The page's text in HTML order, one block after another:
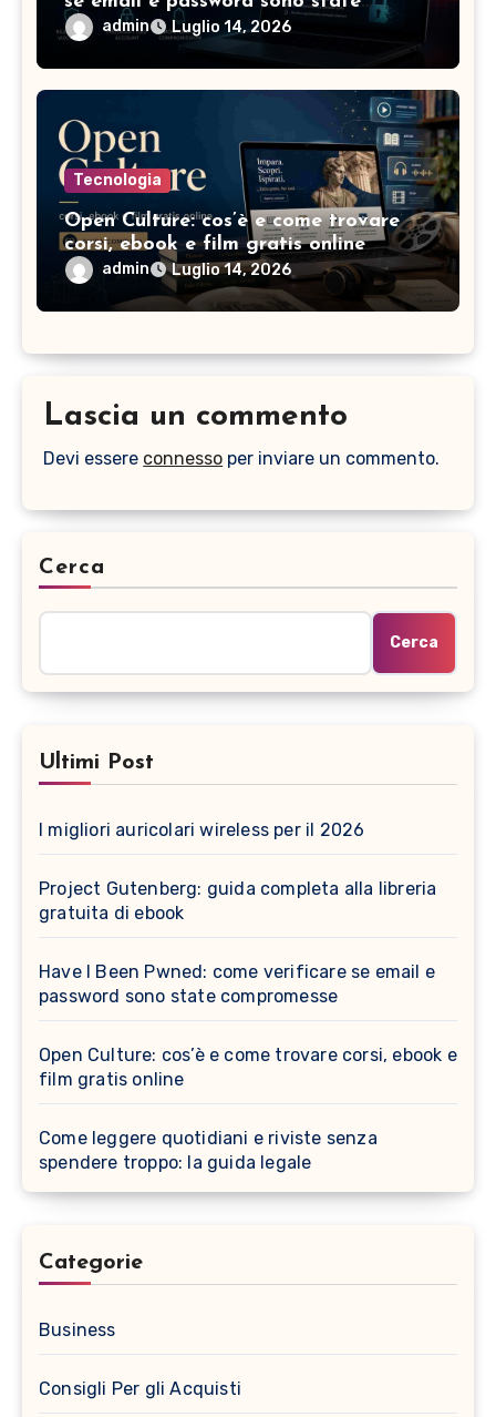
compromesse
admin Luglio 14, 2026
Tecnologia
Open Culture: cos’è e come trovare
corsi, ebook e film gratis online
admin Luglio 14, 2026
Lascia un commento
Devi essere connesso per inviare un commento.
Cerca
Cerca
Ultimi Post
I migliori auricolari wireless per il 2026
Project Gutenberg: guida completa alla libreria
gratuita di ebook
Have I Been Pwned: come verificare se email e
password sono state compromesse
Open Culture: cos’è e come trovare corsi, ebook e
film gratis online
Come leggere quotidiani e riviste senza
spendere troppo: la guida legale
Categorie
Business
Consigli Per gli Acquisti